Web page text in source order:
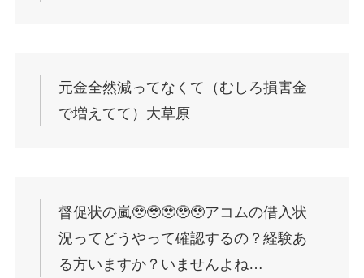
元金全然減ってなくて（むしろ損害金
で増えてて）大草原
督促状の嵐🥹🥹🥹🥹🥹アコムの借入状
況ってどうやって確認するの？経験あ
る方いますか？いませんよね…